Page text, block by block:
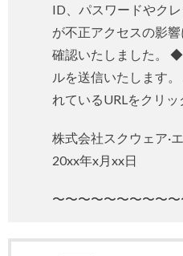
ID、パスワードやク
が不正アクセスの影
確認いたしました。
ルを送信いたします
れているURLをクリ
株式会社スクウェア·
20xx年x月xx日
〜〜〜〜〜〜〜〜〜